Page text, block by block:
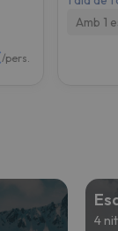
/pers.
Amb 1
4